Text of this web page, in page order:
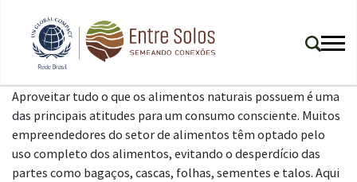
Aproveitar tudo o que os alimentos naturais possuem é uma
das principais atitudes para um consumo consciente. Muitos
empreendedores do setor de alimentos têm optado pelo
uso completo dos alimentos, evitando o desperdício das
partes como bagaços, cascas, folhas, sementes e talos. Aqui